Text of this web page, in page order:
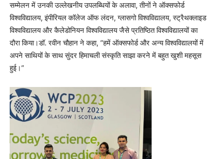
सम्मेलन में उनकी उल्लेखनीय उपलब्धियों के अलावा, तीनों ने ऑक्सफोर्ड
विश्वविद्यालय, इंपीरियल कॉलेज ऑफ लंदन, ग्लासगो विश्वविद्यालय, स्ट्रैथक्लाइड
विश्वविद्यालय और कैलेडोनियन विश्वविद्यालय जैसे प्रतिष्ठित विश्वविद्यालयों का
दौरा किया।डॉ. रवीन चौहान ने कहा, “हमें ऑक्सफोर्ड और अन्य विश्वविद्यालयों में
अपने साथियों के साथ सुंदर हिमाचली संस्कृति साझा करने में बहुत खुशी महसूस
हुई।”